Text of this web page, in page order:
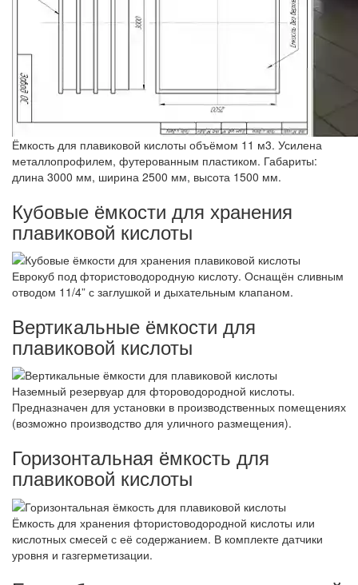
Ёмкость для плавиковой кислоты объёмом 11 м3. Усилена
металлопрофилем, футерованным пластиком. Габариты:
длина 3000 мм, ширина 2500 мм, высота 1500 мм.
Кубовые ёмкости для хранения
плавиковой кислоты
Еврокуб под фтористоводородную кислоту. Оснащён сливным
отводом 11/4” с заглушкой и дыхательным клапаном.
Вертикальные ёмкости для
плавиковой кислоты
Наземный резервуар для фтороводородной кислоты.
Предназначен для установки в производственных помещениях
(возможно производство для уличного размещения).
Горизонтальная ёмкость для
плавиковой кислоты
Ёмкость для хранения фтористоводородной кислоты или
кислотных смесей с её содержанием. В комплекте датчики
уровня и газгерметизации.